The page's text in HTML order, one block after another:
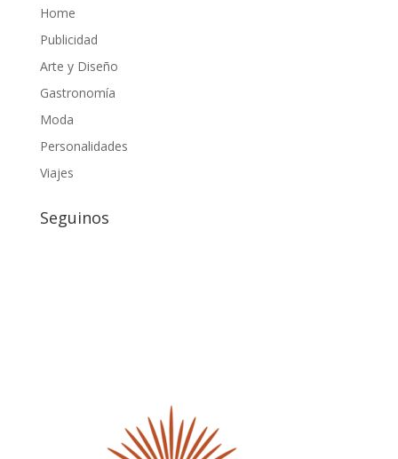
Home
Publicidad
Arte y Diseño
Gastronomía
Moda
Personalidades
Viajes
Seguinos